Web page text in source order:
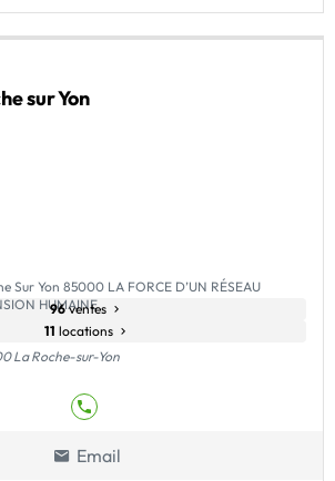
sur Yon
Sur Yon 85000 LA FORCE D’UN RÉSEAU
HUMAINE
96ventes
11 locations
La Roche-sur-Yon
Email